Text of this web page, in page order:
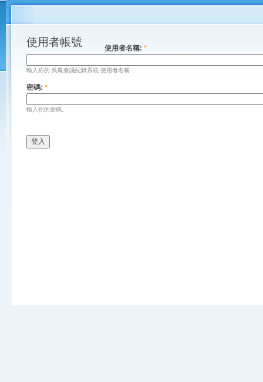
使用者帳號 使用者名稱:*
輸入你的 吳鳳會議紀錄系統 使用者名稱
密碼: *
輸入你的密碼。